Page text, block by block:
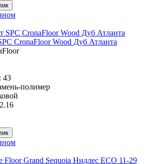
CronaFloor Wood Дуб Атланта
43
полимер
2.16